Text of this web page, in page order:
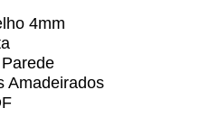
4mm
Amadeirados